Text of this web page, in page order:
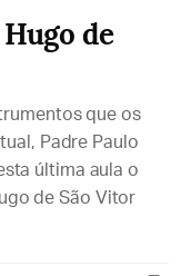
de
que os
Padre Paulo
última aula o
de São Vitor